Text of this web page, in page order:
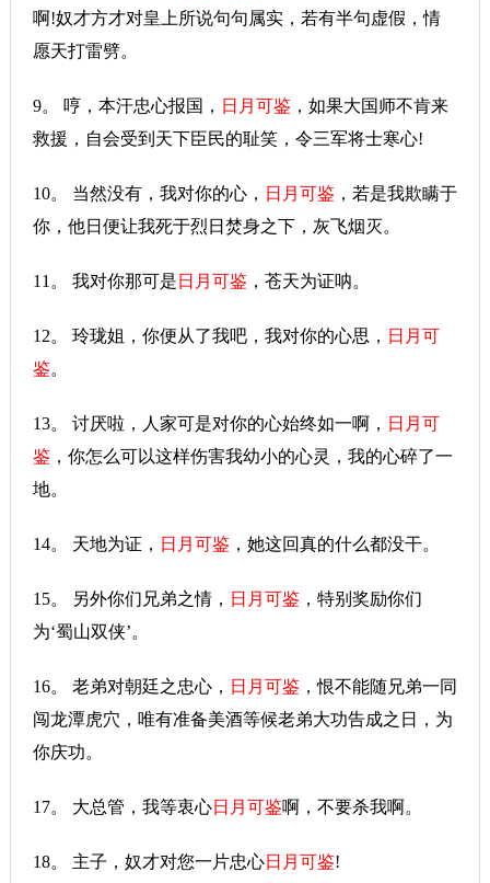
啊!奴才方才对皇上所说句句属实，若有半句虚假，情
愿天打雷劈。
9。 哼，本汗忠心报国， 日月可鉴，如果大国师不肯来
救援，自会受到天下臣民的耻笑，令三军将士寒心!
10。 当然没有，我对你的心， 日月可鉴，若是我欺瞒于
你，他日便让我死于烈日焚身之下，灰飞烟灭。
11。 我对你那可是 日月可鉴，苍天为证呐。
12。 玲珑姐，你便从了我吧，我对你的心思， 日月可
鉴。
13。 讨厌啦，人家可是对你的心始终如一啊， 日月可
鉴，你怎么可以这样伤害我幼小的心灵，我的心碎了一
地。
14。 天地为证， 日月可鉴，她这回真的什么都没干。
15。 另外你们兄弟之情， 日月可鉴，特别奖励你们
为‘蜀山双侠’。
16。 老弟对朝廷之忠心， 日月可鉴，恨不能随兄弟一同
闯龙潭虎穴，唯有准备美酒等候老弟大功告成之日，为
你庆功。
17。 大总管，我等衷心日月可鉴啊，不要杀我啊。
18。 主子，奴才对您一片忠心日月可鉴!